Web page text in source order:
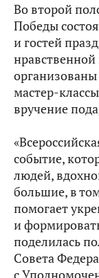
Во второй
Победы
и гостей
организованы
мастер-
вручение
событие,
людей,
большие, в
помогает
и
поделилась
Совета
с